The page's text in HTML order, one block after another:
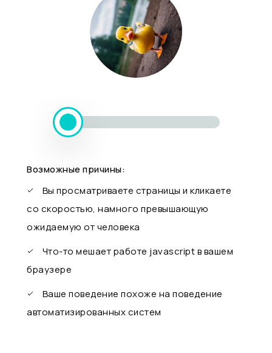
Возможные причины:
Вы просматриваете страницы и кликаете
со скоростью, намного превышающую
ожидаемую от человека
Что-то мешает работе javascript в вашем
браузере
Ваше поведение похоже на поведение
автоматизированных систем